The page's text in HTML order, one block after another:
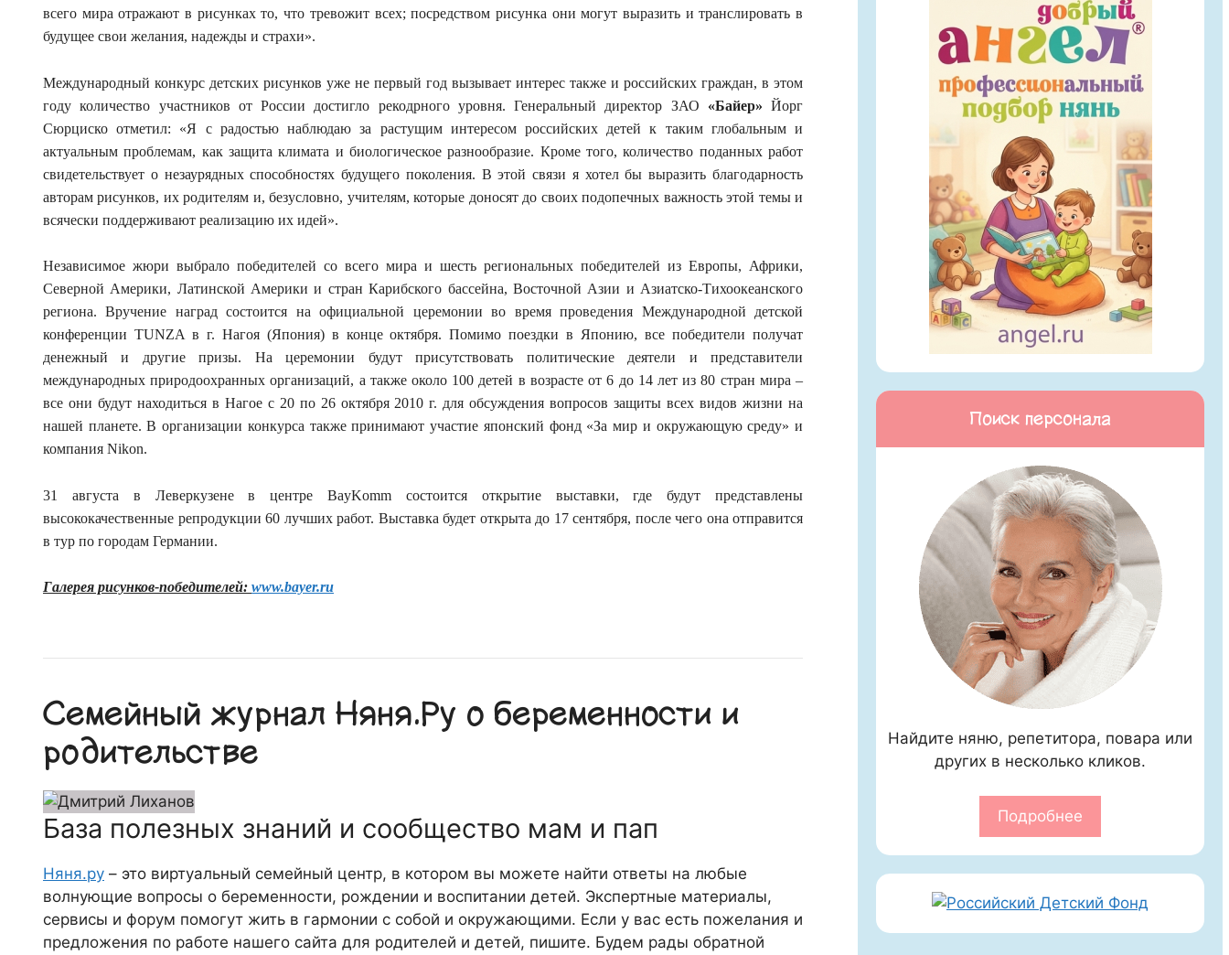
всего мира отражают в рисунках то, что тревожит всех; посредством рисунка они могут выразить и транслировать в
будущее свои желания, надежды и страхи».
Международный конкурс детских рисунков уже не первый год вызывает интерес также и российских граждан, в этом
году количество участников от России достигло рекодрного уровня. Генеральный директор ЗАО «Байер» Йорг
Сюрциско отметил: «Я с радостью наблюдаю за растущим интересом российских детей к таким глобальным и
актуальным проблемам, как защита климата и биологическое разнообразие. Кроме того, количество поданных работ
свидетельствует о незаурядных способностях будущего поколения. В этой связи я хотел бы выразить благодарность
авторам рисунков, их родителям и, безусловно, учителям, которые доносят до своих подопечных важность этой темы и
всячески поддерживают реализацию их идей».
Независимое жюри выбрало победителей со всего мира и шесть региональных победителей из Европы, Африки,
Северной Америки, Латинской Америки и стран Карибского бассейна, Восточной Азии и Азиатско-Тихоокеанского
региона. Вручение наград состоится на официальной церемонии во время проведения Международной детской
конференции TUNZA в г. Нагоя (Япония) в конце октября. Помимо поездки в Японию, все победители получат
денежный и другие призы. На церемонии будут присутствовать политические деятели и представители
международных природоохранных организаций, а также около 100 детей в возрасте от 6 до 14 лет из 80 стран мира –
все они будут находиться в Нагое с 20 по 26 октября 2010 г. для обсуждения вопросов защиты всех видов жизни на
нашей планете. В организации конкурса также принимают участие японский фонд «За мир и окружающую среду» и
компания Nikon.
31 августа в Леверкузене в центре BayKomm состоится открытие выставки, где будут представлены
высококачественные репродукции 60 лучших работ. Выставка будет открыта до 17 сентября, после чего она отправится
в тур по городам Германии.
Галерея рисунков-победителей: www.bayer.ru
Семейный журнал Няня.Ру о беременности и
родительстве
База полезных знаний и сообщество мам и пап
Няня.ру – это виртуальный семейный центр, в котором вы можете найти ответы на любые
волнующие вопросы о беременности, рождении и воспитании детей. Экспертные материалы,
сервисы и форум помогут жить в гармонии с собой и окружающими. Если у вас есть пожелания и
предложения по работе нашего сайта для родителей и детей, пишите. Будем рады обратной
Поиск персонала
Найдите няню, репетитора, повара или
других в несколько кликов.
Подробнее